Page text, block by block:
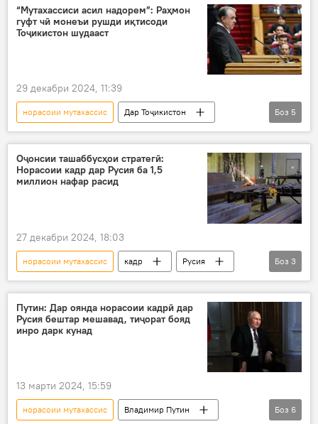
Муҳоҷират
Украина
амалиёти вижа
қувваи корӣ
“Мутахассиси асил надорем”: Раҳмон
гуфт чӣ монеъи рушди иқтисоди
Тоҷикистон шудааст
29 декабри 2024, 11:39
норасоии мутахассис
Дар Тоҷикистон
Маориф
таҳсил
кадр
Эмомалӣ Раҳмон
паём
Боз 5
Оҷонсии ташаббусҳои стратегӣ:
Норасоии кадр дар Русия ба 1,5
миллион нафар расид
27 декабри 2024, 18:03
норасоии мутахассис кадр
Русия
Дар Русия
коргардон Муҳоҷират
Боз 3
Путин: Дар оянда норасоии кадрӣ дар
Русия бештар мешавад, тиҷорат бояд
инро дарк кунад
13 марти 2024, 15:59
норасоии мутахассис
Владимир Путин
Боз 6